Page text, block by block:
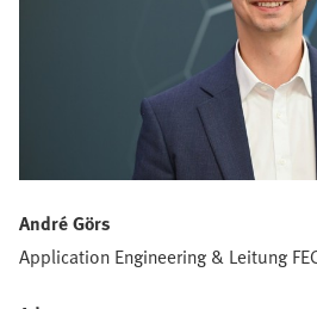
André Görs
Application Engineering & Leitung